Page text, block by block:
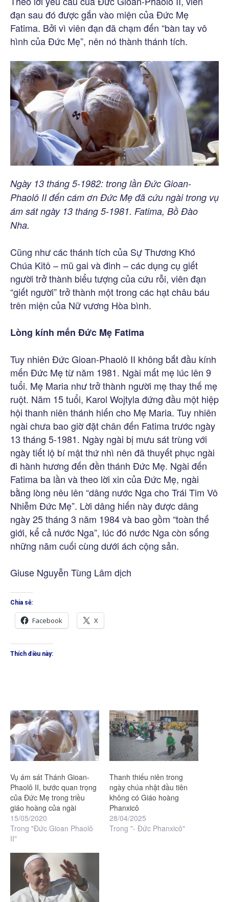
đạn sau đó được gắn vào miện của Đức Mẹ
Fatima. Bởi vì viên đạn đã chạm đến “bàn tay vô
hình của Đức Mẹ”, nên nó thành thánh tích.
Ngày 13 tháng 5-1982: trong lần Đức Gioan-
Phaolô II đến cám ơn Đức Mẹ đã cứu ngài trong vụ
ám sát ngày 13 tháng 5-1981. Fatima, Bồ Đào
Nha.
Cũng như các thánh tích của Sự Thương Khó
Chúa Kitô – mũ gai và đinh – các dụng cụ giết
người trở thành biểu tượng của cứu rỗi, viên đạn
“giết người” trở thành một trong các hạt châu báu
trên miện của Nữ vương Hòa bình.
Lòng kính mến Đức Mẹ Fatima
Tuy nhiên Đức Gioan-Phaolô II không bắt đầu kính
mến Đức Mẹ từ năm 1981. Ngài mất mẹ lúc lên 9
tuổi. Mẹ Maria như trở thành người mẹ thay thế mẹ
ruột. Năm 15 tuổi, Karol Wojtyla đứng đầu một hiệp
hội thanh niên thánh hiến cho Mẹ Maria. Tuy nhiên
ngài chưa bao giờ đặt chân đến Fatima trước ngày
13 tháng 5-1981. Ngày ngài bị mưu sát trùng với
ngày tiết lộ bí mật thứ nhì nên đã thuyết phục ngài
đi hành hương đến đền thánh Đức Mẹ. Ngài đến
Fatima ba lần và theo lời xin của Đức Mẹ, ngài
bằng lòng nêu lên “dâng nước Nga cho Trái Tim Vô
Nhiễm Đức Mẹ”. Lời dâng hiến này được dâng
ngày 25 tháng 3 năm 1984 và bao gồm “toàn thế
giới, kể cả nước Nga”, lúc đó nước Nga còn sống
những năm cuối cùng dưới ách cộng sản.
Giuse Nguyễn Tùng Lâm dịch
Chia sẻ:
Facebook X
Thích điều này:
Vụ ám sát Thánh Gioan-
Phaolô II, bước quan trọng
của Đức Mẹ trong triều
giáo hoàng của ngài
15/05/2020
Trong "Đức Gioan Phaolô
II"
Thanh thiếu niên trong
ngày chúa nhật đầu tiên
không có Giáo hoàng
Phanxicô
28/04/2025
Trong "- Đức Phanxicô"